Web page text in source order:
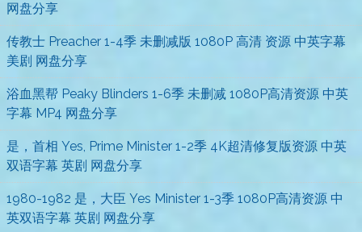
网盘分享
传教士 Preacher 1-4季 未删减版 1080P 高清 资源 中英字幕
美剧 网盘分享
浴血黑帮 Peaky Blinders 1-6季 未删减 1080P高清资源 中英
字幕 MP4 网盘分享
是，首相 Yes, Prime Minister 1-2季 4K超清修复版资源 中英
双语字幕 英剧 网盘分享
1980-1982 是，大臣 Yes Minister 1-3季 1080P高清资源 中
英双语字幕 英剧 网盘分享